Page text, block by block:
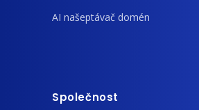
AI našeptávač domén
Společnost